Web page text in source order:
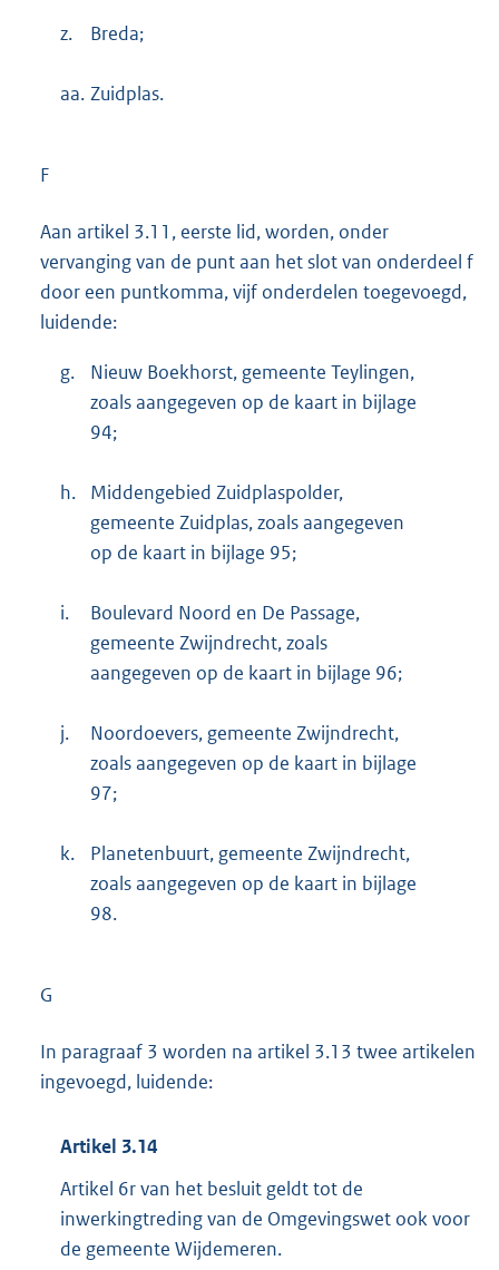
z. Breda;
aa. Zuidplas.
F
Aan artikel 3.11, eerste lid, worden, onder
vervanging van de punt aan het slot van onderdeel f
door een puntkomma, vijf onderdelen toegevoegd,
luidende:
g.
Nieuw Boekhorst, gemeente Teylingen,
zoals aangegeven op de kaart in bijlage
94;
h.
Middengebied Zuidplaspolder,
gemeente Zuidplas, zoals aangegeven
op de kaart in bijlage 95;
i.
Boulevard Noord en De Passage,
gemeente Zwijndrecht, zoals
aangegeven op de kaart in bijlage 96;
j.
Noordoevers, gemeente Zwijndrecht,
zoals aangegeven op de kaart in bijlage
97;
k.
Planetenbuurt, gemeente Zwijndrecht,
zoals aangegeven op de kaart in bijlage
98.
G
In paragraaf 3 worden na artikel 3.13 twee artikelen
ingevoegd, luidende:
Artikel 3.14
Artikel 6r van het besluit geldt tot de
inwerkingtreding van de Omgevingswet ook voor
de gemeente Wijdemeren.